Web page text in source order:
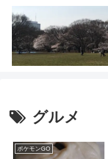
グルメ
ポケモンGO